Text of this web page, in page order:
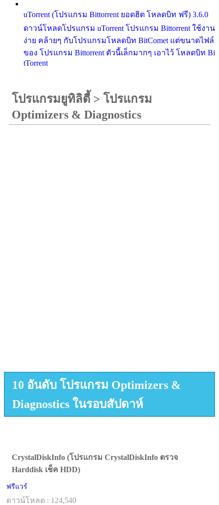
uTorrent (โปรแกรม Bittorrent ยอดฮิต โหลดบิท ฟรี) 3.6.0
ดาวน์โหลดโปรแกรม uTorrent โปรแกรม Bittorrent ใช้งาน
ง่าย คล้ายๆ กับโปรแกรมโหลดบิท BitComet แต่ขนาดไฟล์
ของ โปรแกรม Bittorrent ตัวนี้เล็กมากๆ เอาไว้ โหลดบิท Bi
tTorrent
โปรแกรมยูทิลิตี้ > โปรแกรม
Optimizers & Diagnostics
10 อันดับ โปรแกรม Optimizers &
Diagnostics ในรอบสัปดาห์
CrystalDiskInfo (โปรแกรม CrystalDiskInfo ตรวจ
Harddisk เช็ค HDD)
ฟรีแวร์
ดาวน์โหลด : 124,540